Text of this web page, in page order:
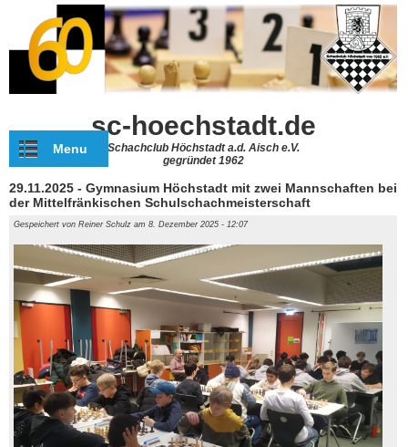
Direkt zum Inhalt
sc-hoechstadt.de
Schachclub Höchstadt a.d. Aisch e.V.
gegründet 1962
Menu
29.11.2025 - Gymnasium Höchstadt mit zwei Mannschaften bei
der Mittelfränkischen Schulschachmeisterschaft
Gespeichert von Reiner Schulz am 8. Dezember 2025 - 12:07